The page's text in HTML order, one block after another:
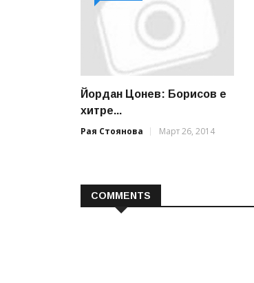
Йордан Цонев: Борисов е
хитре...
Рая Стоянова
Март 26, 2014
COMMENTS